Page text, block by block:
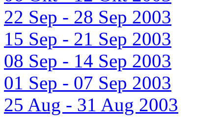
22 Sep - 28 Sep 2003
15 Sep - 21 Sep 2003
08 Sep - 14 Sep 2003
01 Sep - 07 Sep 2003
25 Aug - 31 Aug 2003